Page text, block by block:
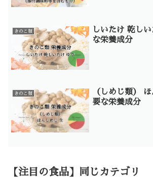
きのこ類
しいたけ 乾し
な栄養成分
きのこ類
（しめじ類）
要な栄養成分
【注目の食品】同じカテゴリ